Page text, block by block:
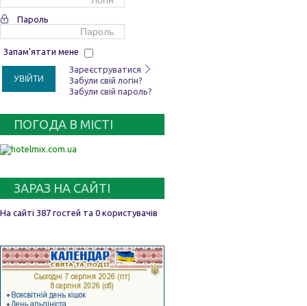
Пароль
Запам'ятати мене
УВІЙТИ
Зареєструватися
Забули свій логін?
Забули свій пароль?
ПОГОДА В МІСТІ
ЗАРАЗ НА САЙТІ
На сайті 387 гостей та 0 користувачів